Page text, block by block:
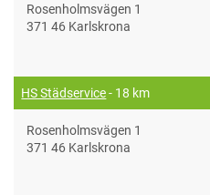
Rosenholmsvägen 1
371 46 Karlskrona
HS Städservice- 18 km
Rosenholmsvägen 1
371 46 Karlskrona